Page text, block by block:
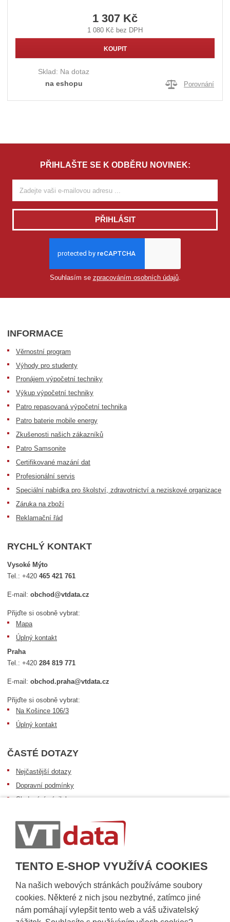
TENTO E-SHOP VYUŽÍVÁ COOKIES
Na našich webových stránkách používáme soubory
cookies. Některé z nich jsou nezbytné, zatímco jiné
nám pomáhají vylepšit tento web a váš uživatelský
1 307 Kč
1 080 Kč bez DPH
KOUPIT
Sklad: Na dotaz
na eshopu
Porovnání
PŘIHLAŠTE SE K ODBĚRU NOVINEK:
PŘIHLÁSIT
Souhlasím se zpracováním osobních údajů.
INFORMACE
Věrnostní program
Výhody pro studenty
Pronájem výpočetní techniky
Výkup výpočetní techniky
Patro repasovaná výpočetní technika
Patro baterie mobile energy
Zkušenosti našich zákazníků
Patro Samsonite
Certifikované mazání dat
Profesionální servis
Speciální nabídka pro školství, zdravotnictví a neziskové organizace
Záruka na zboží
Reklamační řád
RYCHLÝ KONTAKT
Vysoké Mýto
Tel.:+420465 421 761
E-mail:obchod@vtdata.cz
Přijďte si osobně vybrat:
Mapa
Úplný kontakt
Praha
Tel.:+420284 819 771
E-mail:obchod.praha@vtdata.cz
Přijďte si osobně vybrat:
Na Košince 106/3
Úplný kontakt
ČASTÉ DOTAZY
Nejčastější dotazy
Dopravní podmínky
Sledování zásilek
Informace k dostupnosti zboží
Obecné informace